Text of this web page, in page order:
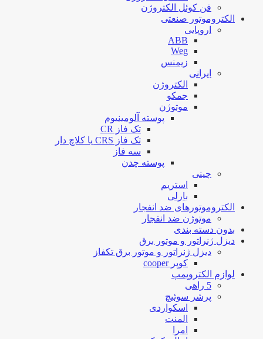
فن کوئل الکتروژن
الکتروموتور صنعتی
اروپایی
ABB
Weg
زیمنس
ایرانی
الکتروژن
جمکو
موتوژن
پوسته آلومینیوم
تک فاز CR
تک فاز CRS یا کلاچ دار
سه فاز
پوسته چدن
چینی
استریم
بارلی
الکتروموتورهای ضد انفجار
موتوژن ضد انفجار
بدون دسته بندی
دیزل ژنراتور و موتور برق
دیزل ژنراتور و موتور برق تکفاز
کوپر cooper
لوازم الکتروپمپ
5 راهی
پرشر سوئیچ
اسکواردی
المنت
امرا